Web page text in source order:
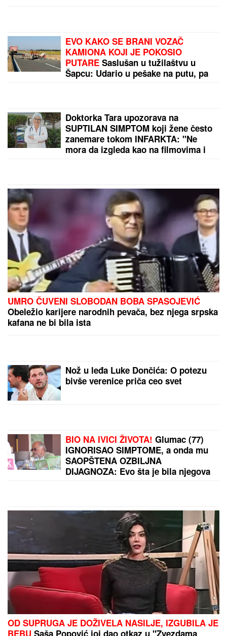
Evo koliko je Dragan zapravo stariji od verenice
Aleksandre! Jovana Jeremić žestoko oplela, ko bi
rekao da je ovolika razlika?
VERICA RAKOČEVIĆ I VELJKO PRAVE BAZEN U
VILI NA AVALIImanje vredi milione, a sada podelili
snimak iz dvorišta: Bagerista uveliko izvodi radove
EVO KAKO SE BRANI VOZAČ
Doktorka Tara upozorava na
SUPTILAN SIMPTOM koji žene često
zanemare tokom INFARKTA: "Ne